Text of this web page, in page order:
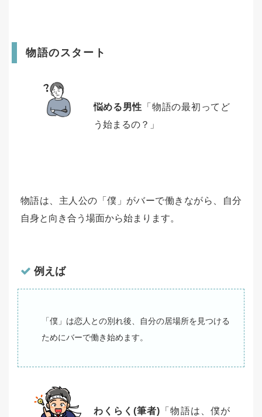
物語のスタート
悩める男性 「物語の最初ってど
う始まるの？」
物語は、主人公の「僕」がバーで働きながら、自分
自身と向き合う場面から始まります。
例えば
「僕」は恋人との別れ後、自分の居場所を見つける
ためにバーで働き始めます。
わくらく(筆者) 「物語は、僕が